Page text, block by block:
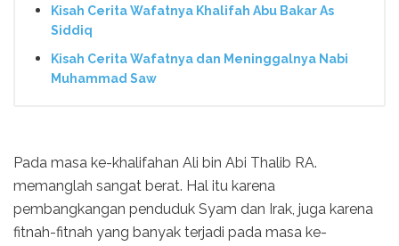
Kisah Cerita Wafatnya Khalifah Abu Bakar As
Siddiq
Kisah Cerita Wafatnya dan Meninggalnya Nabi
Muhammad Saw
Pada masa ke-khalifahan Ali bin Abi Thalib RA.
memanglah sangat berat. Hal itu karena
pembangkangan penduduk Syam dan Irak, juga karena
fitnah-fitnah yang banyak terjadi pada masa ke-